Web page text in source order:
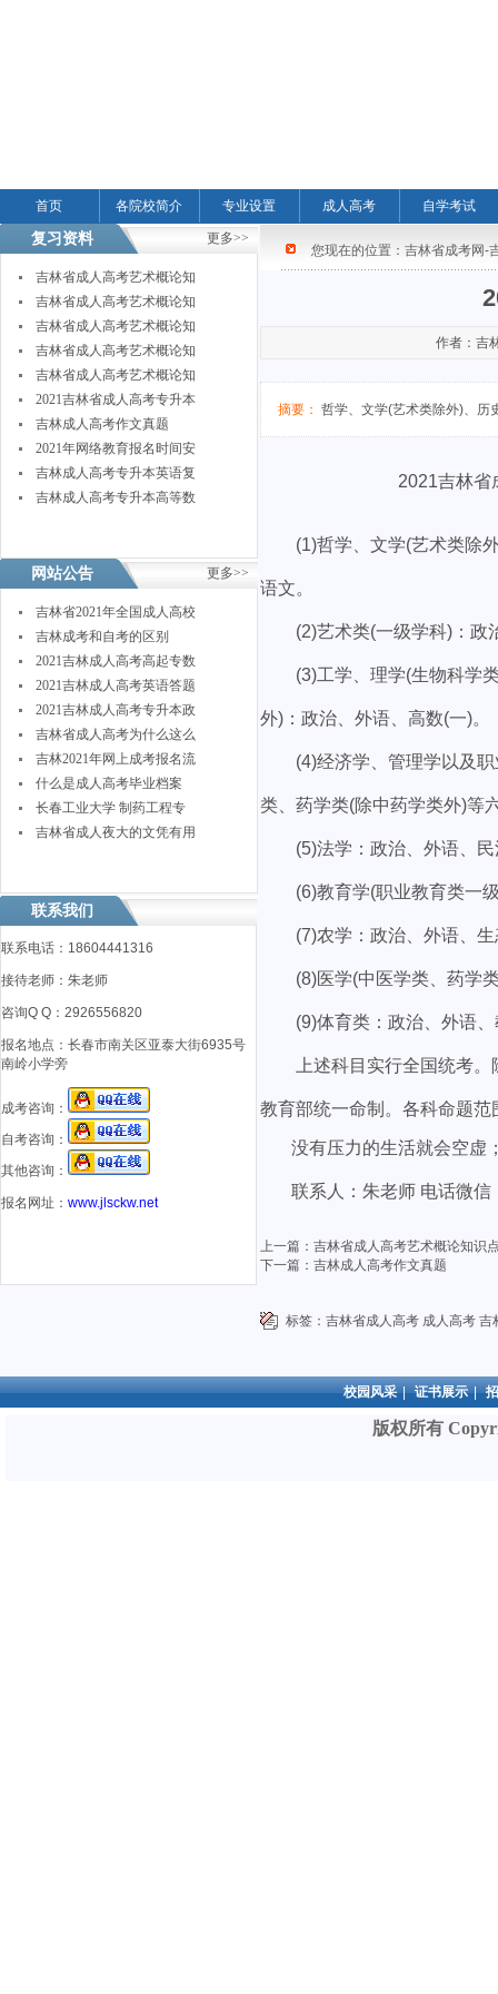
首页 各院校简介 专业设置 成人高考 自学考试
您现在的位置： 吉林省成考网-
作者：吉
摘要： 哲学、文学(艺术类除外)、历
2021吉林省成人高
(1)哲学、文学(艺术类除外)
语文。
(2)艺术类(一级学科)：政
(3)工学、理学(生物科学类
外)：政治、外语、高数(一)。
(4)经济学、管理学以及职
类、药学类(除中药学类外)等
(5)法学：政治、外语、民
(6)教育学(职业教育类一级
(7)农学：政治、外语、生
(8)医学(中医学类、药学类
(9)体育类：政治、外语、
上述科目实行全国统考。
教育部统一命制。各科命题
没有压力的生活就会空虚
联系人：朱老师 电话微信
上一篇： 吉林省成人高考艺术概论知识
下一篇： 吉林成人高考作文真题
标签： 吉林省成人高考 成人高考 吉
复习资料 更多>>
吉林省成人高考艺术概论知
吉林省成人高考艺术概论知
吉林省成人高考艺术概论知
吉林省成人高考艺术概论知
吉林省成人高考艺术概论知
2021吉林省成人高考专升本
吉林成人高考作文真题
2021年网络教育报名时间安
吉林成人高考专升本英语复
吉林成人高考专升本高等数
网站公告 更多>>
吉林省2021年全国成人高校
吉林成考和自考的区别
2021吉林成人高考高起专数
2021吉林成人高考英语答题
2021吉林成人高考专升本政
吉林省成人高考为什么这么
吉林2021年网上成考报名流
什么是成人高考毕业档案
长春工业大学 制药工程专
吉林省成人夜大的文凭有用
联系我们
联系电话：18604441316
接待老师：朱老师
咨询Q Q：2926556820
报名地点： 长春市南关区亚泰大街6935号
南岭小学旁
成考咨询：
自考咨询：
其他咨询：
报名网址： www.jlsckw.net
校园风采 | 证书展示 |
版权所有